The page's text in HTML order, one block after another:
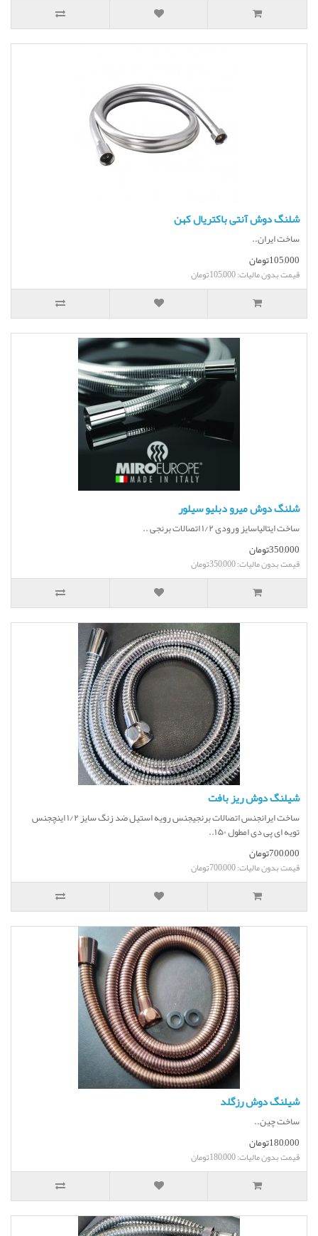
شلنگ دوش آنتی باکتریال کهن
ساخت ایران..
105,000تومان
قیمت بدون مالیات: 105,000تومان
شلنگ دوش میرو دبلیو سیلور
ساخت ایتالیاسایز ورودی ۱/۲ اتصالات برنجی ..
350,000تومان
قیمت بدون مالیات: 350,000تومان
شیلنگ دوش ریز بافت
ساخت ایرانجنس اتصالات برنجیجنس رویه استیل ضد زنگ سایز ۱/۲ اینچجنس
تویه ای پی دی امطول ۱۵۰..
700,000تومان
قیمت بدون مالیات: 700,000تومان
شیلنگ دوش رزگلد
ساخت چین..
180,000تومان
قیمت بدون مالیات: 180,000تومان